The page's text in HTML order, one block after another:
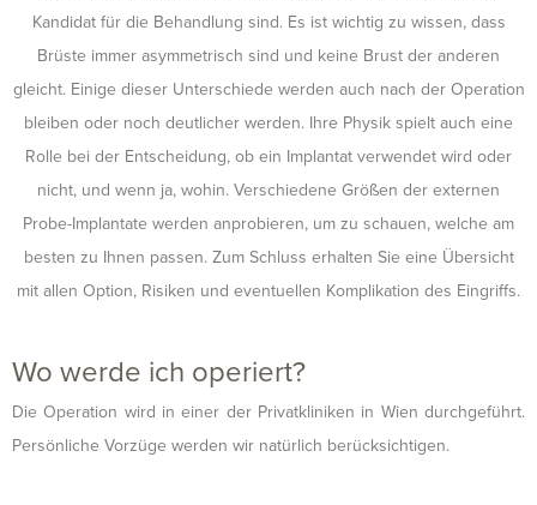
Kandidat für die Behandlung sind. Es ist wichtig zu wissen, dass
Brüste immer asymmetrisch sind und keine Brust der anderen
gleicht. Einige dieser Unterschiede werden auch nach der Operation
bleiben oder noch deutlicher werden. Ihre Physik spielt auch eine
Rolle bei der Entscheidung, ob ein Implantat verwendet wird oder
nicht, und wenn ja, wohin. Verschiedene Größen der externen
Probe-Implantate werden anprobieren, um zu schauen, welche am
besten zu Ihnen passen. Zum Schluss erhalten Sie eine Übersicht
mit allen Option, Risiken und eventuellen Komplikation des Eingriffs.
Wo werde ich operiert?
Die Operation wird in einer der Privatkliniken in Wien durchgeführt.
Persönliche Vorzüge werden wir natürlich berücksichtigen.